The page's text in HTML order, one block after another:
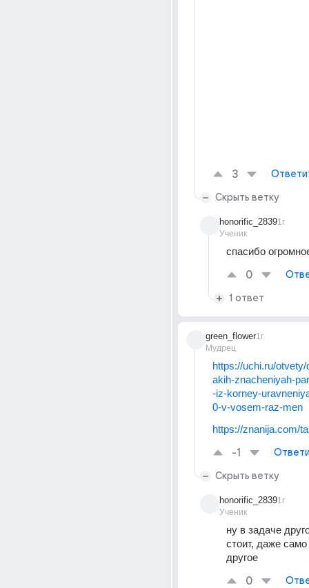
3
Скрыть ветку
honorific_2839
Ученик
1г
спасибо
0
1 ответ
green_flower
Мудрец
1г
https://uchi.ru/
akih-znacheniyah-
-iz-korney-
0-v-vosem-raz-men
https://znanija.com/
-1
Скрыть ветку
honorific_2839
Ученик
1г
ну в задаче
стоит, даже
другое
0